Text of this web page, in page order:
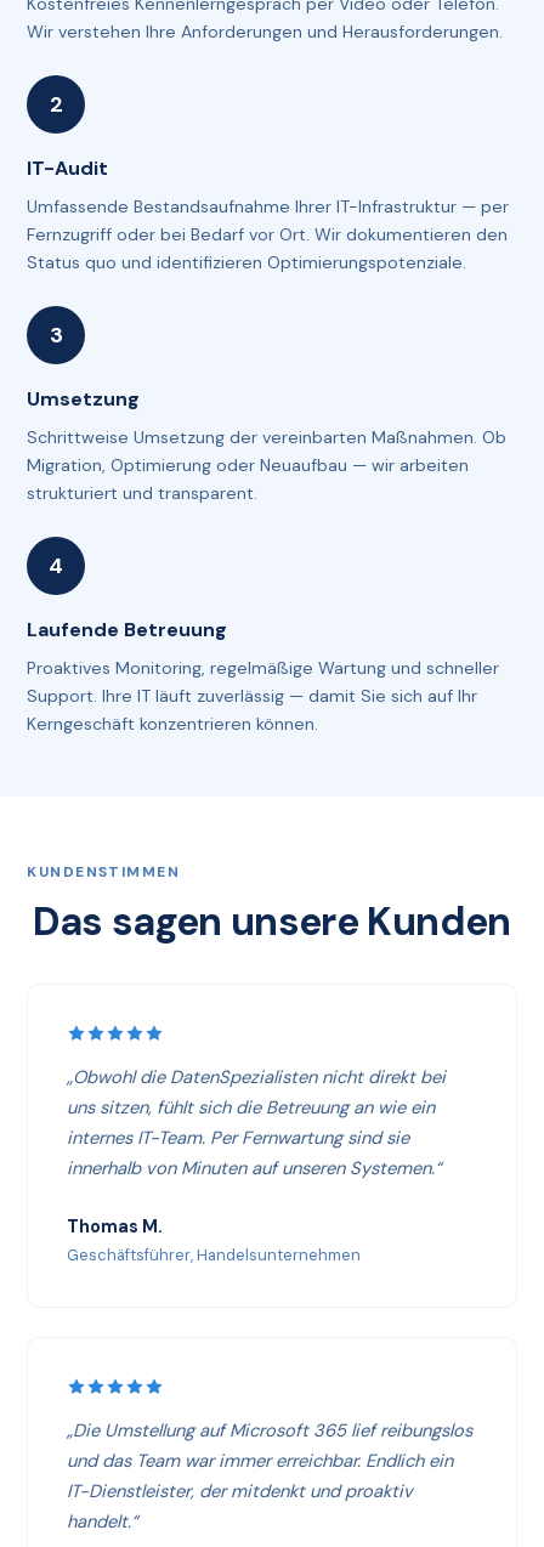
Wir verstehen Ihre Anforderungen und Herausforderungen.
IT-Audit
Umfassende Bestandsaufnahme Ihrer IT-Infrastruktur — per
Fernzugriff oder bei Bedarf vor Ort. Wir dokumentieren den
Status quo und identifizieren Optimierungspotenziale.
Umsetzung
Schrittweise Umsetzung der vereinbarten Maßnahmen. Ob
Migration, Optimierung oder Neuaufbau — wir arbeiten
strukturiert und transparent.
Laufende Betreuung
Proaktives Monitoring, regelmäßige Wartung und schneller
Support. Ihre IT läuft zuverlässig — damit Sie sich auf Ihr
Kerngeschäft konzentrieren können.
KUNDENSTIMMEN
Das sagen unsere Kunden
„Obwohl die DatenSpezialisten nicht direkt bei
uns sitzen, fühlt sich die Betreuung an wie ein
internes IT-Team. Per Fernwartung sind sie
innerhalb von Minuten auf unseren Systemen.“
Thomas M.
Geschäftsführer, Handelsunternehmen
„Die Umstellung auf Microsoft 365 lief reibungslos
und das Team war immer erreichbar. Endlich ein
IT-Dienstleister, der mitdenkt und proaktiv
handelt.“